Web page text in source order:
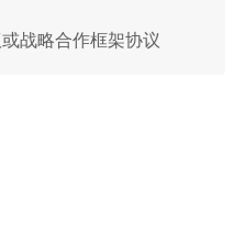
战略合作框架协议